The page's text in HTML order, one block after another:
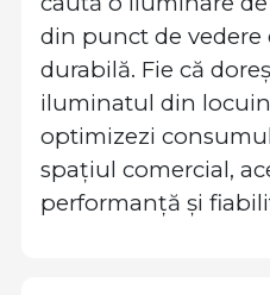
din punct de vedere
durabilă. Fie că
iluminatul din
optimizezi
spațiul comercial,
performanță și